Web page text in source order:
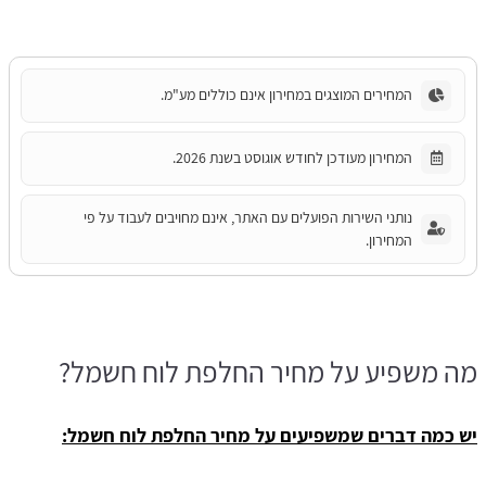
המחירים המוצגים במחירון אינם כוללים מע"מ.
המחירון מעודכן לחודש אוגוסט בשנת 2026.
נותני השירות הפועלים עם האתר, אינם מחויבים לעבוד על פי
המחירון.
מה משפיע על מחיר החלפת לוח חשמל?
יש כמה דברים שמשפיעים על מחיר החלפת לוח חשמל: